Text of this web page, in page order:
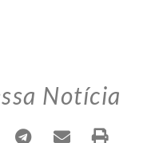
Notícia